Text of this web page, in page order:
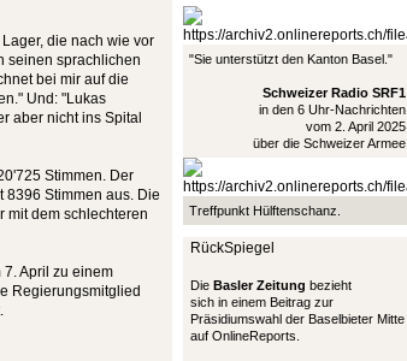
die nach wie vor
seinen sprachlichen
bei mir auf die
Und: "Lukas
aber nicht ins Spital
Stimmen. Der
8396 Stimmen aus. Die
mit dem schlechteren
April zu einem
Regierungsmitglied
"Sie unterstützt den Kanton Basel."
Schweizer Radio SRF1
in den 6 Uhr-Nachrichten
vom 2. April 2025
über die Schweizer Armee
Treffpunkt Hülftenschanz.
RückSpiegel
Die Basler Zeitung bezieht
sich in einem Beitrag zur
Präsidiumswahl der Baselbieter Mitte
auf OnlineReports.